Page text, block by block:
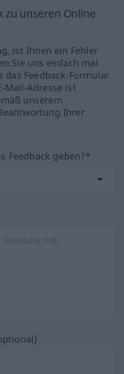
zu unseren Online
ist Ihnen ein Fehler
Sie uns einfach mal
das Feedback-Formular
Mail-Adresse ist
unserem
Ihrer
Feedback geben?*